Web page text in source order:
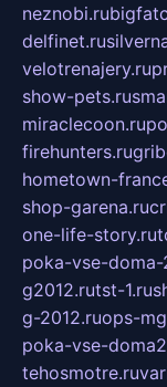
neznobi.ru
delfinet.ru
velotrenajery.ru
show-pets.ru
miraclecoon.ru
firehunters.ru
hometown-
shop-garena.ru
one-life-story.ru
poka-vse-doma-
g2012.rutst-1.ru
g-2012.ruops-
poka-vse-
tehosmotre.ru